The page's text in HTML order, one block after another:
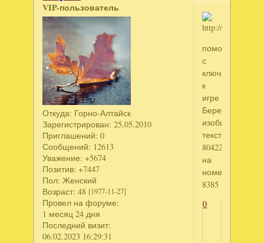
VIP-пользователь
Откуда: Горно-Алтайск
Зарегистрирован: 25.05.2010
Приглашений: 0
Сообщений: 12613
Уважение: +5674
Позитив: +7447
Пол: Женский
Возраст: 48 [1977-11-27]
Провел на форуме:
1 месяц 24 дня
Последний визит:
06.02.2023 16:29:31
помогите
с
ключиком
к
игре
Берега
изобилия
текст
804226355
на
номер
8385
0